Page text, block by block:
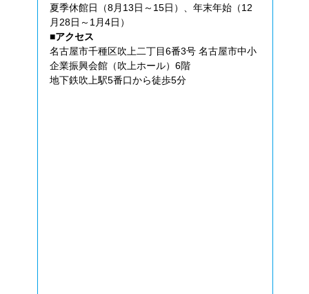
夏季休館日（8月13日～15日）、年末年始（12
月28日～1月4日）
■アクセス
名古屋市千種区吹上二丁目6番3号 名古屋市中小
企業振興会館（吹上ホール）6階
地下鉄吹上駅5番口から徒歩5分